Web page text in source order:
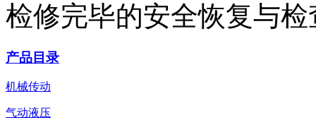
检修完毕的安全恢复与检
产品目录
机械传动
气动液压